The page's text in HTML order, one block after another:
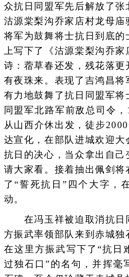
众抗日同盟军先后解放了张
沽源棠梨沟乔家店村龙母庙
将军为鼓舞将士抗日到底的
上写下了《沽源棠梨沟乔
诗：蓿草春还发，残花落更
有夜珠来。表现了吉鸿昌将
有力地鼓舞了抗日同盟军将
同盟军北路军前敌总司令
从山西介休出发，徒步
达宣化，在部队进城欢迎
抗日的决心，当众拿出自
请大家看。接着抽出佩剑将
了“誓死抗日”四个大字，
动。
在冯玉祥被迫取消抗日
方振武率领部队来到赤城独
在这里方振武写下了“抗日
过独石口”的名句，并挥毫